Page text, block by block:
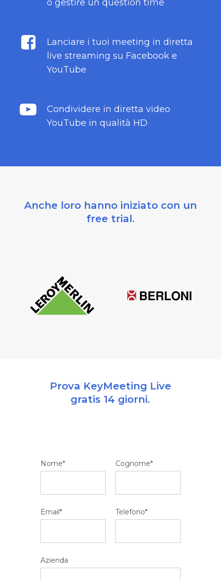
o gestire un question time
Lanciare i tuoi meeting in diretta
live streaming su Facebook e
YouTube
Condividere in diretta video
YouTube in qualità HD
Anche loro hanno iniziato con un
free trial.
Prova KeyMeeting Live
gratis 14 giorni.
Nome* Cognome*
Email* Telefono*
Azienda